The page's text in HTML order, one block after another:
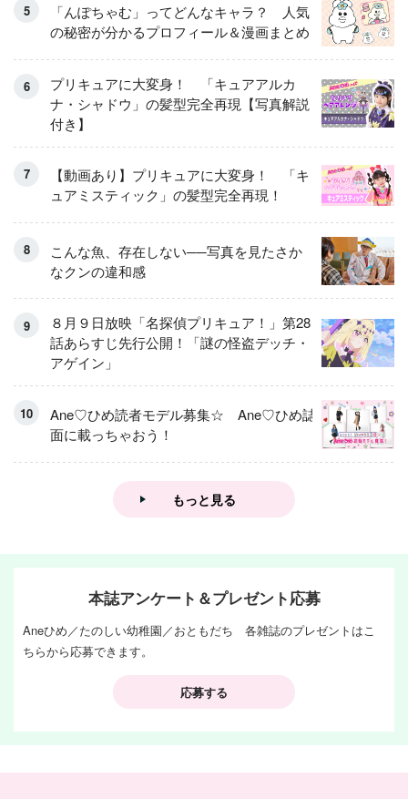
「んぽちゃむ」ってどんなキャラ？ 人気
の秘密が分かるプロフィール＆漫画まとめ
プリキュアに大変身！ 「キュアアルカ
ナ・シャドウ」の髪型完全再現【写真解説
付き】
【動画あり】プリキュアに大変身！ 「キ
ュアミスティック」の髪型完全再現！
こんな魚、存在しない──写真を見たさか
なクンの違和感
８月９日放映「名探偵プリキュア！」第28
話あらすじ先行公開！「謎の怪盗デッチ・
アゲイン」
Ane♡ひめ読者モデル募集☆ Ane♡ひめ誌
面に載っちゃおう！
もっと見る
本誌アンケート＆プレゼント応募
Aneひめ／たのしい幼稚園／おともだち 各雑誌のプレゼントはこ
ちらから応募できます。
応募する